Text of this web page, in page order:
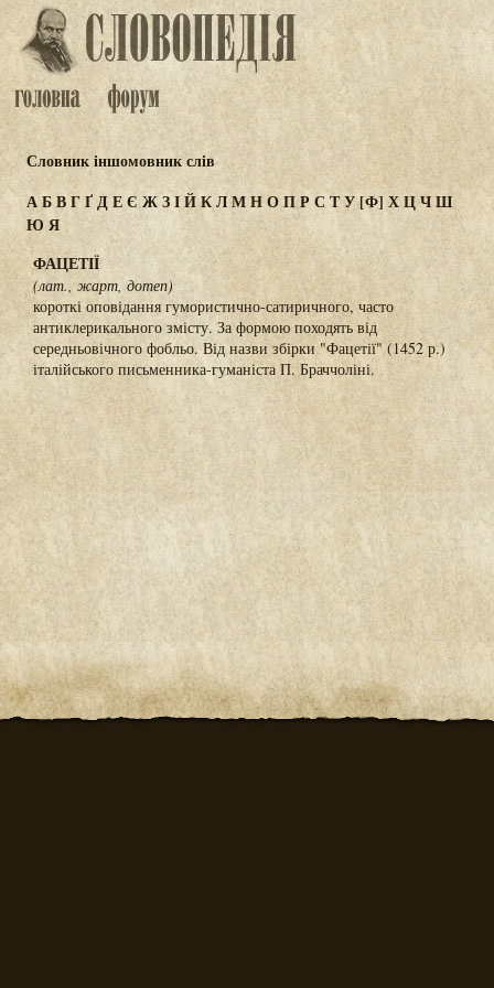
Словник іншомовник слів
АБВГҐДЕЄ ЖЗІЙКЛМНОПР СТУ[Ф] ХЦЧШ
Ю Я
ФАЦЕТІЇ
(лат., жарт, дотеп)
короткі оповідання гумористично-сатиричного, часто
антиклерикального змісту. За формою походять від
середньовічного фобльо. Від назви збірки "Фацетії" (1452 р.)
італійського письменника-гуманіста П. Браччоліні.